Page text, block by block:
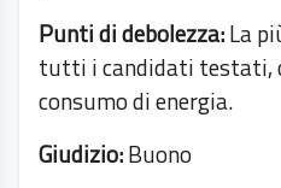
Punti di debolezza:La
tutti i candidati testati,
consumo di energia.
Giudizio:Buono